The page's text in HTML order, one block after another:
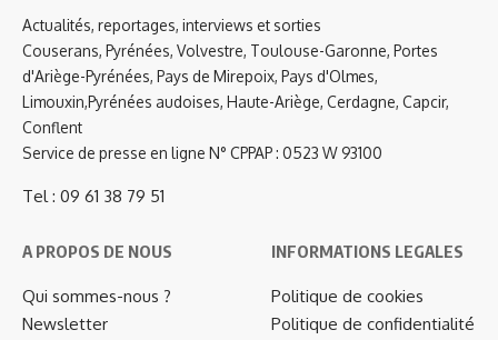
Actualités, reportages, interviews et sorties
Couserans, Pyrénées, Volvestre, Toulouse-Garonne, Portes
d'Ariège-Pyrénées, Pays de Mirepoix, Pays d'Olmes,
Limouxin,Pyrénées audoises, Haute-Ariège, Cerdagne, Capcir,
Conflent
Service de presse en ligne N° CPPAP : 0523 W 93100
Tel : 09 61 38 79 51
A PROPOS DE NOUS
Qui sommes-nous ?
Newsletter
INFORMATIONS LEGALES
Politique de cookies
Politique de confidentialité